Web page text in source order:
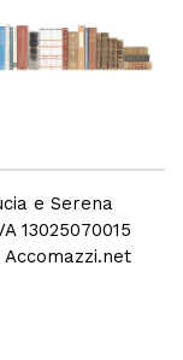
e Serena
13025070015
Accomazzi.net